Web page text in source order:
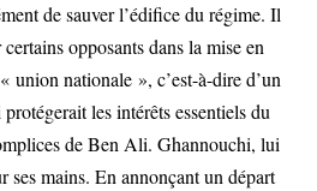
de sauver l’édifice du régime. Il
opposants dans la mise en
union nationale », c’est-à-dire d’un
les intérêts essentiels du
de Ben Ali. Ghannouchi, lui
ses mains. En annonçant un départ